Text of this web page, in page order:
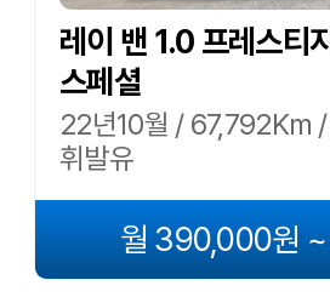
레이 밴 1.0 프레스티지
스페셜
22년10월 / 67,792Km /
휘발유
월 390,000원 ~